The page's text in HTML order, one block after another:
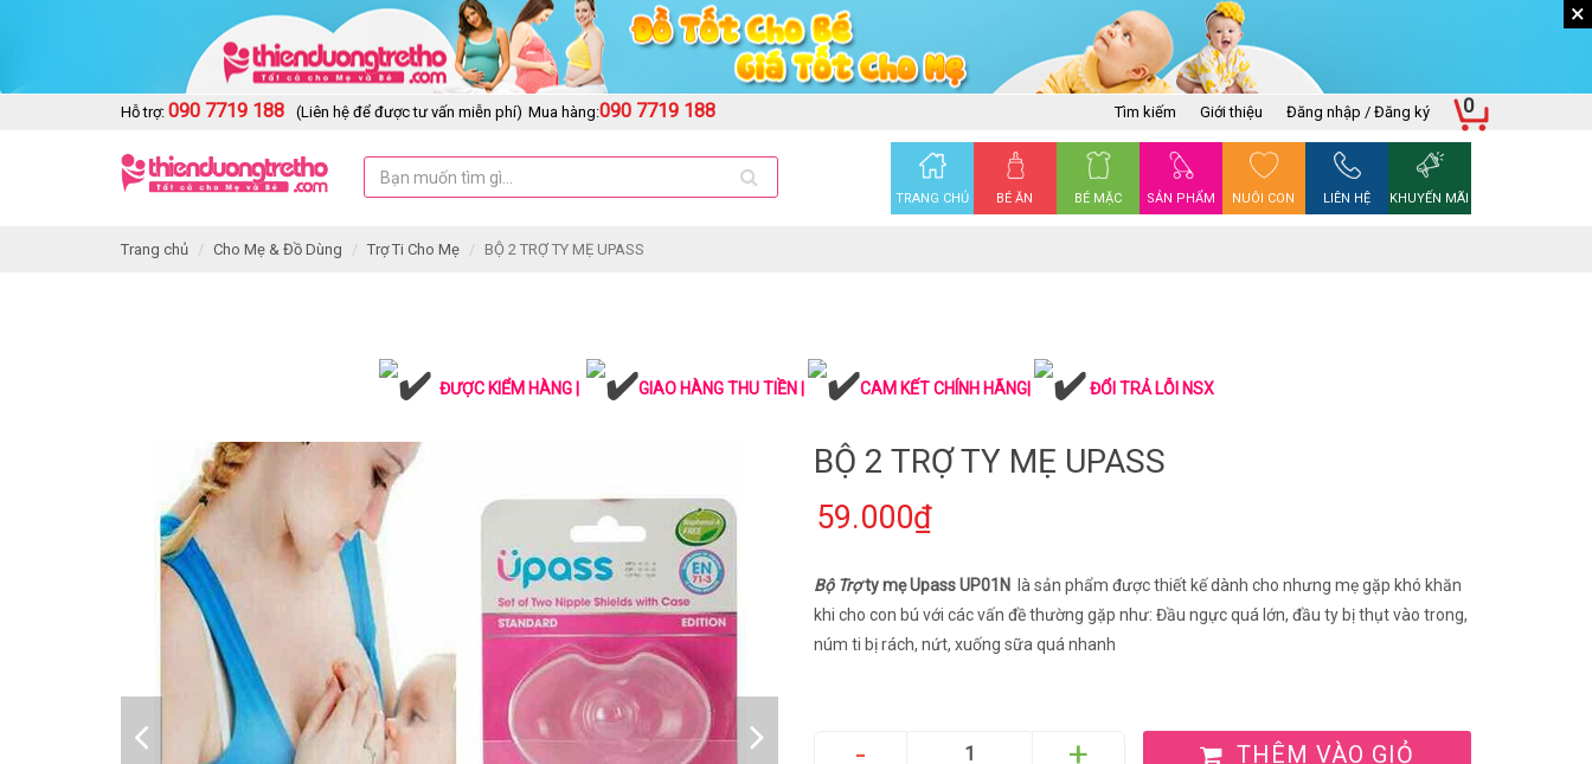
×
Hỗ trợ: 090 7719 188 (Liên hệ để được tư vấn miễn phí) Mua hàng:090 7719 188 Tìm kiếm Giới thiệu Đăng nhập / Đăng ký
TRANG CHỦ BÉ ĂN BÉ MẶC SẢN PHẨM NUÔI CON LIÊN HỆ KHUYẾN MÃI
0
Trang chủ Cho Mẹ & Đồ Dùng Trợ Ti Cho Mẹ BỘ 2 TRỢ TY MẸ UPASS
ĐƯỢC KIỂM HÀNG | GIAO HÀNG THU TIỀN | CAM KẾT CHÍNH HÃNG| ĐỔI TRẢ LỖI NSX
BỘ 2 TRỢ TY MẸ UPASS
59.000₫
Bộ Trợty mẹ Upass UP01N là sản phẩm được thiết kế dành cho nhưng mẹ gặp khó khăn
khi cho con bú với các vấn đề thường gặp như: Đầu ngực quá lớn, đầu ty bị thụt vào trong,
núm ti bị rách, nứt, xuống sữa quá nhanh
THÊM VÀO GIỎ